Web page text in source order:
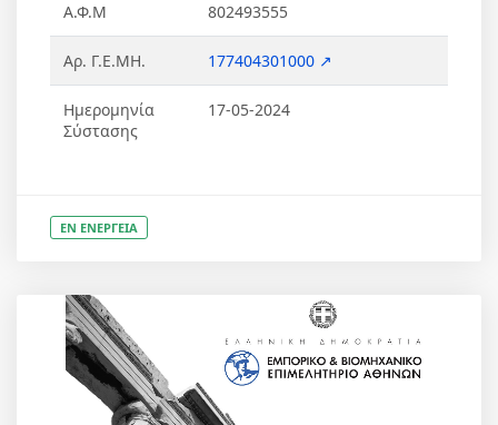
Α.Φ.Μ 802493555
Αρ. Γ.Ε.ΜΗ. 177404301000 ↗
Ημερομηνία
Σύστασης
17-05-2024
ΕΝ ΕΝΕΡΓΕΙΑ